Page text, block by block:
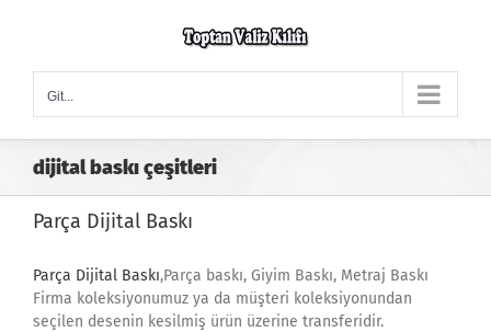
Git...
dijital baskı çeşitleri
Parça Dijital Baskı
Parça Dijital Baskı,Parça baskı, Giyim Baskı, Metraj Baskı
Firma koleksiyonumuz ya da müşteri koleksiyonundan
seçilen desenin kesilmiş ürün üzerine transferidir.